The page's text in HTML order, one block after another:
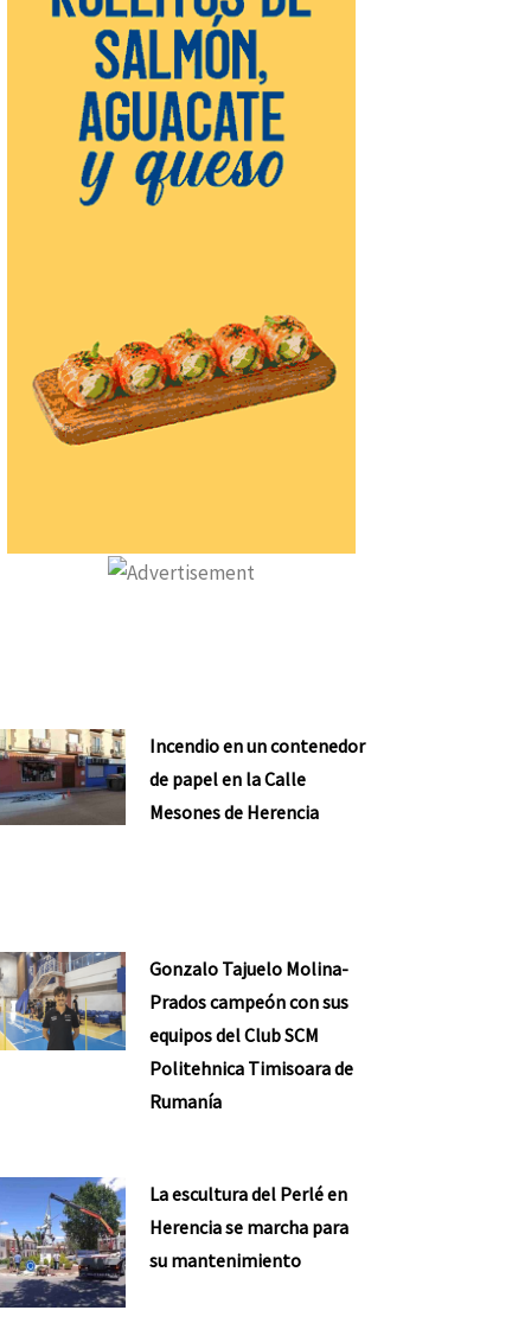
Incendio en un contenedor
de papel en la Calle
Mesones de Herencia
Gonzalo Tajuelo Molina-
Prados campeón con sus
equipos del Club SCM
Politehnica Timisoara de
Rumanía
La escultura del Perlé en
Herencia se marcha para
su mantenimiento